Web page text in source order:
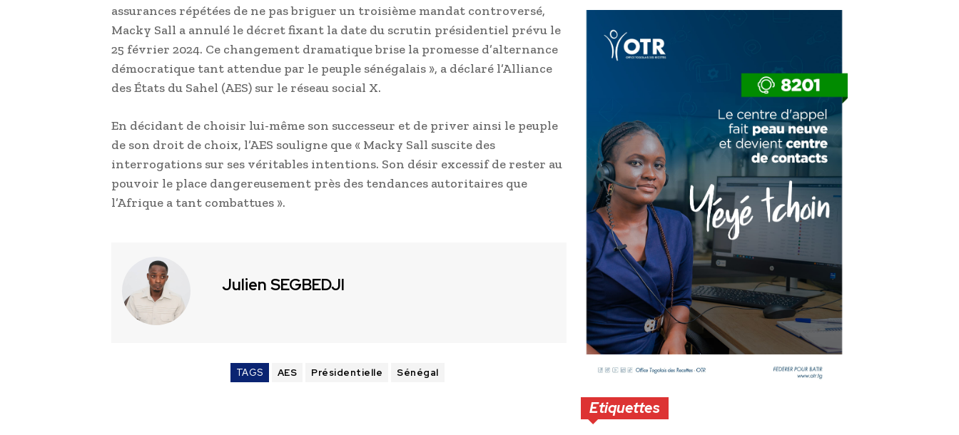
assurances répétées de ne pas briguer un troisième mandat controversé,
Macky Sall a annulé le décret fixant la date du scrutin présidentiel prévu le
25 février 2024. Ce changement dramatique brise la promesse d’alternance
démocratique tant attendue par le peuple sénégalais », a déclaré l’Alliance
des États du Sahel (AES) sur le réseau social X.
En décidant de choisir lui-même son successeur et de priver ainsi le peuple
de son droit de choix, l’AES souligne que « Macky Sall suscite des
interrogations sur ses véritables intentions. Son désir excessif de rester au
pouvoir le place dangereusement près des tendances autoritaires que
l’Afrique a tant combattues ».
Julien SEGBEDJI
TAGS AES Présidentielle Sénégal
Etiquettes